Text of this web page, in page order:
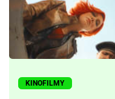
KINOFILMY